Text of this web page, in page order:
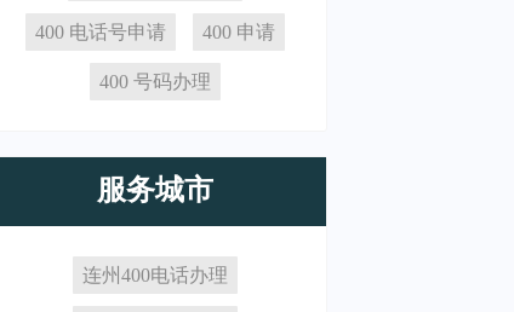
400 电话号申请 400 申请
400 号码办理
服务城市
连州400电话办理